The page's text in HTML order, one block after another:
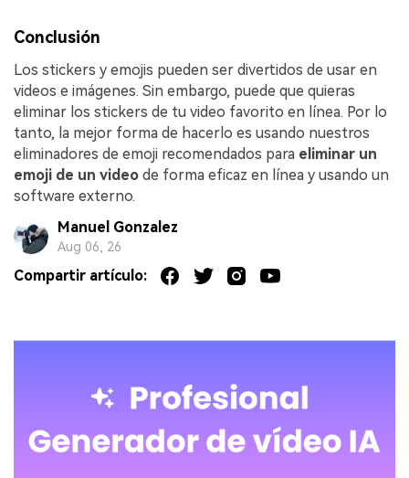
Conclusión
Los stickers y emojis pueden ser divertidos de usar en
videos e imágenes. Sin embargo, puede que quieras
eliminar los stickers de tu video favorito en línea. Por lo
tanto, la mejor forma de hacerlo es usando nuestros
eliminadores de emoji recomendados para eliminar un
emoji de un video de forma eficaz en línea y usando un
software externo.
Manuel Gonzalez
Aug 06, 26
Compartir artículo: